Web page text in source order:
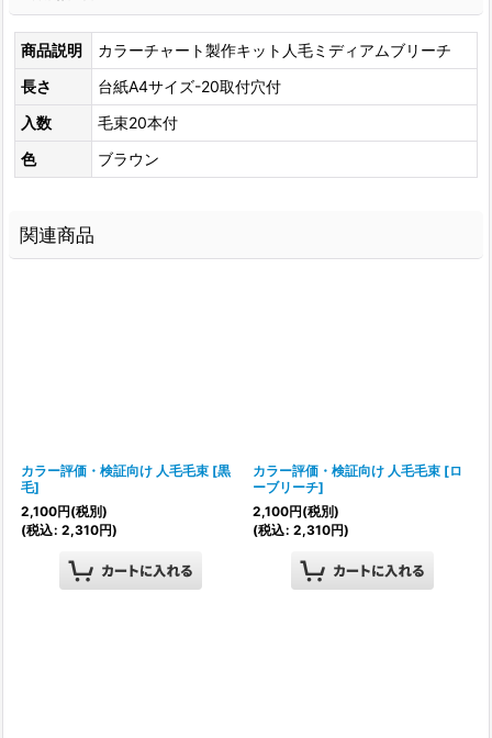
商品説明
カラーチャート製作キット人毛ミディアムブリーチ
長さ
台紙A4サイズ-20取付穴付
入数
毛束20本付
色
ブラウン
関連商品
カラー評価・検証向け 人毛毛束 [黒
毛]
2,100円(税別)
(税込: 2,310円)
カラー評価・検証向け 人毛毛束 [ロ
ーブリーチ]
2,100円(税別)
(税込: 2,310円)